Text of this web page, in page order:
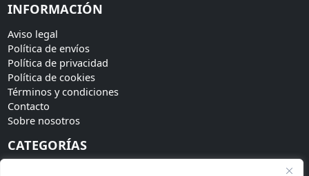
INFORMACIÓN
Aviso legal
Política de envíos
Política de privacidad
Política de cookies
Términos y condiciones
Contacto
Sobre nosotros
CATEGORÍAS